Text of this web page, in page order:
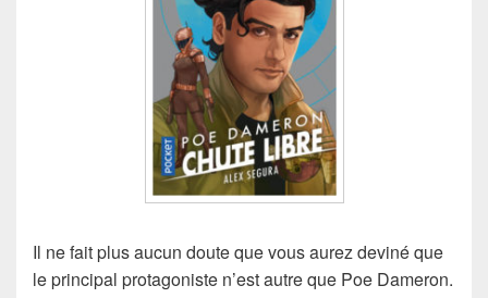
Il ne fait plus aucun doute que vous aurez deviné que
le principal protagoniste n’est autre que Poe Dameron.